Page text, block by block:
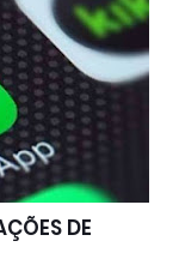
DE